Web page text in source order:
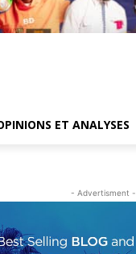
ET ANALYSES
- Advertisment -